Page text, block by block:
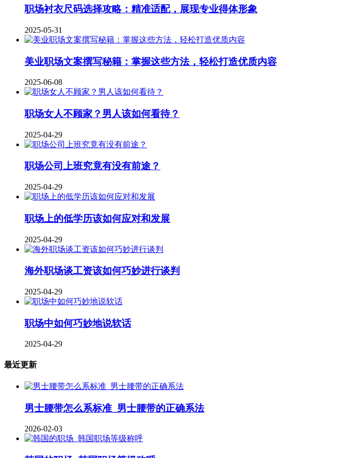
职场衬衣尺码选择攻略：精准适配，展现专业得体形象
2025-05-31
美业职场文案撰写秘籍：掌握这些方法，轻松打造优质内容
2025-06-08
职场女人不顾家？男人该如何看待？
2025-04-29
职场公司上班究竟有没有前途？
2025-04-29
职场上的低学历该如何应对和发展
2025-04-29
海外职场谈工资该如何巧妙进行谈判
2025-04-29
职场中如何巧妙地说软话
2025-04-29
最近更新
男士腰带怎么系标准_男士腰带的正确系法
2026-02-03